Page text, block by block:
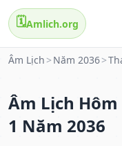
🗓️Amlich.org
Âm Lịch > Năm 2036>
Âm Lịch
1 Năm 2036